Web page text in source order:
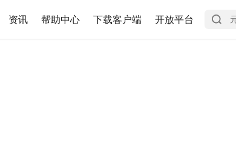
资讯 帮助中心 下载客户端 开放平台